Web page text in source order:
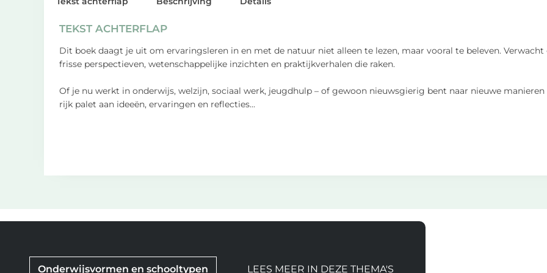
TEKST ACHTERFLAP
Dit boek daagt je uit om ervaringsleren in en met de natuur niet alleen te lezen, maar vooral te beleven.
frisse perspectieven, wetenschappelijke inzichten en praktijkverhalen die raken.
Of je nu werkt in onderwijs, welzijn, sociaal werk, jeugdhulp – of gewoon nieuwsgierig bent naar nieuwe
rijk palet aan ideeën, ervaringen en reflecties...
Onderwijsvormen en schooltypen LEES MEER IN DEZE THEMA'S